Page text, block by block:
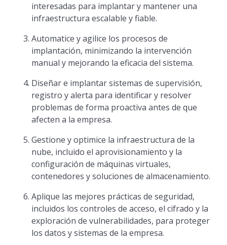
interesadas para implantar y mantener una
infraestructura escalable y fiable.
Automatice y agilice los procesos de
implantación, minimizando la intervención
manual y mejorando la eficacia del sistema.
Diseñar e implantar sistemas de supervisión,
registro y alerta para identificar y resolver
problemas de forma proactiva antes de que
afecten a la empresa.
Gestione y optimice la infraestructura de la
nube, incluido el aprovisionamiento y la
configuración de máquinas virtuales,
contenedores y soluciones de almacenamiento.
Aplique las mejores prácticas de seguridad,
incluidos los controles de acceso, el cifrado y la
exploración de vulnerabilidades, para proteger
los datos y sistemas de la empresa.